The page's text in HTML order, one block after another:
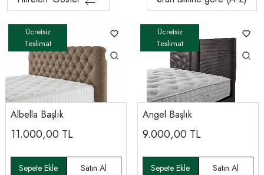
Albella Başlık
11.000,00 TL
Angel Başlık
9.000,00 TL